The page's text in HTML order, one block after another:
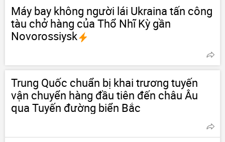
Máy bay không người lái Ukraina tấn công
tàu chở hàng của Thổ Nhĩ Kỳ gần
Novorossiysk
Trung Quốc chuẩn bị khai trương tuyến
vận chuyển hàng đầu tiên đến châu Âu
qua Tuyến đường biển Bắc